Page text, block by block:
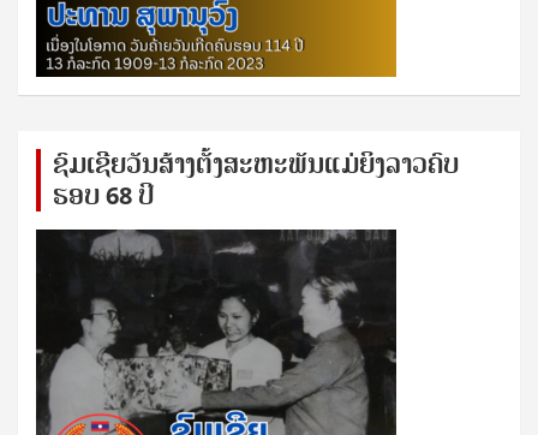
ຊົ​ມ​ເຊີຍ​ວັນ​ສ້າງ​ຕັ້ງ​ສະ​ຫະ​ພັນ​ແມ່​ຍິງ​​ລາວຄົບ​
ຮອບ 68 ປິ